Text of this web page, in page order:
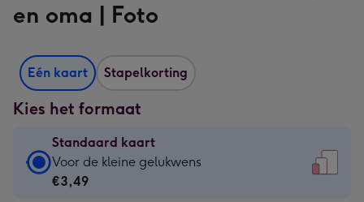
en oma | Foto
Eén kaart Stapelkorting
Kies het formaat
Standaard kaart
Standaard
kaart
Voor de kleine gelukwens
€3,49